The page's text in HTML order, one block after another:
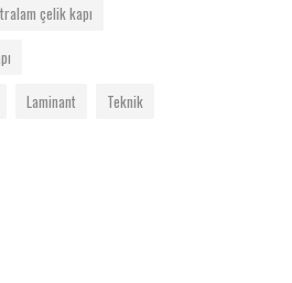
çelik kapı
Laminant Teknik